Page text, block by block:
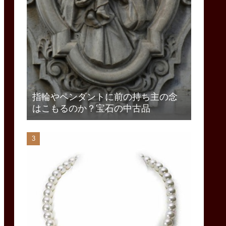
指輪やペンダントに前の持ち主の念
はこもるのか？宝石の中古品